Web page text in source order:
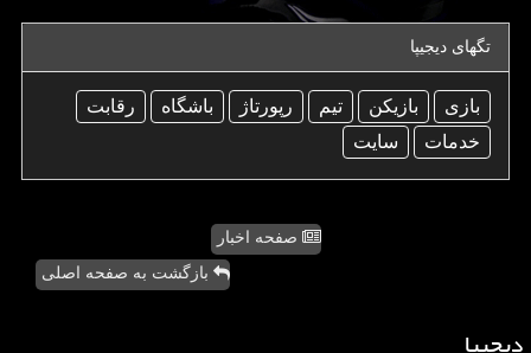
تگهای دیجیپا
بازی بازیكن تیم رپورتاژ باشگاه
رقابت
خدمات
سایت
صفحه اخبار
بازگشت به صفحه اصلی